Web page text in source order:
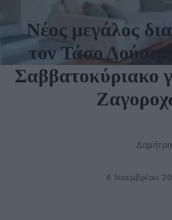
Νέος μεγάλος
τον Τάσο Δούση:
Σαββατοκύριακο
6 Νοεμβρίου